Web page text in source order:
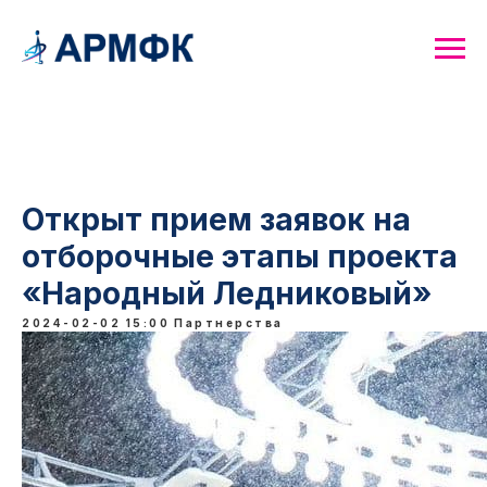
Открыт прием заявок на
отборочные этапы проекта
«Народный Ледниковый»
2024-02-02 15:00 Партнерства